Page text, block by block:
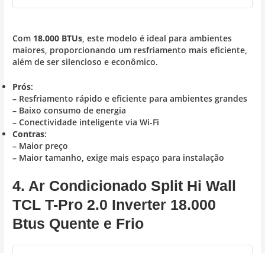
Com 18.000 BTUs, este modelo é ideal para ambientes
maiores, proporcionando um resfriamento mais eficiente,
além de ser silencioso e econômico.
Prós:
– Resfriamento rápido e eficiente para ambientes grandes
– Baixo consumo de energia
– Conectividade inteligente via Wi-Fi
Contras:
– Maior preço
– Maior tamanho, exige mais espaço para instalação
4. Ar Condicionado Split Hi Wall
TCL T-Pro 2.0 Inverter 18.000
Btus Quente e Frio